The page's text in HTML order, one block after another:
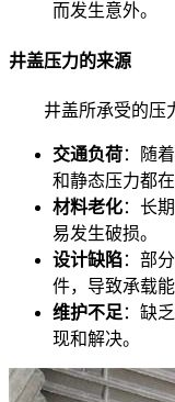
而发生意外。
井盖压力的来源
井盖所承受的压力
交通负荷：随
和静态压力都在
材料老化：长
易发生破损。
设计缺陷：部
件，导致承载能
维护不足 ：缺
现和解决。